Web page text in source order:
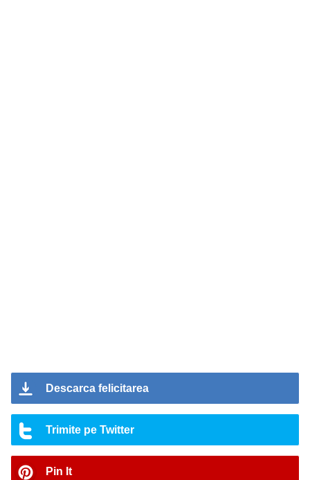
Descarca felicitarea
Trimite pe Twitter
Pin It